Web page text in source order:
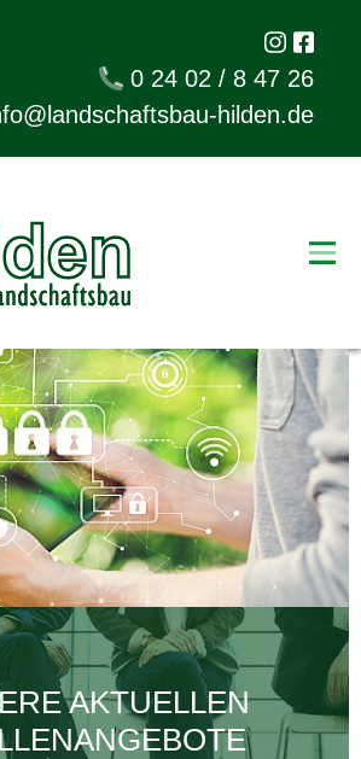
0 24 02 / 8 47 26
hilden.de
AKTUELLEN